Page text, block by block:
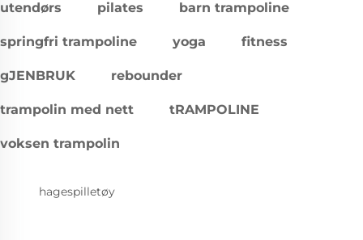
utendørs pilates barn trampoline
springfri trampoline yoga fitness
gJENBRUK rebounder
trampolin med nett tRAMPOLINE
voksen trampolin
hagespilletøy